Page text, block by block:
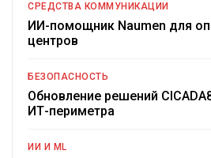
СРЕДСТВА КОММУНИКАЦИИ
ИИ-помощник Naumen для
центров
БЕЗОПАСНОСТЬ
Обновление решений
ИТ-периметра
ИИ И ML